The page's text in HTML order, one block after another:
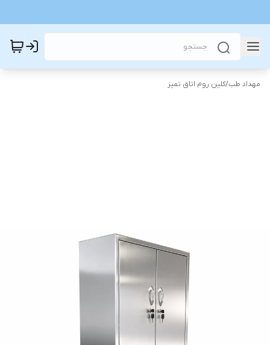
مهداد طب/کلین روم اتاق تمیز